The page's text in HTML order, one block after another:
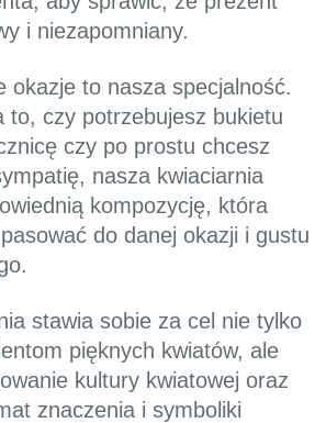
i niezapomniany.
okazje to nasza specjalność.
to, czy potrzebujesz bukietu
czy po prostu chcesz
nasza kwiaciarnia
kompozycję, która
do danej okazji i gustu
stawia sobie za cel nie tylko
pięknych kwiatów, ale
kultury kwiatowej oraz
znaczenia i symboliki